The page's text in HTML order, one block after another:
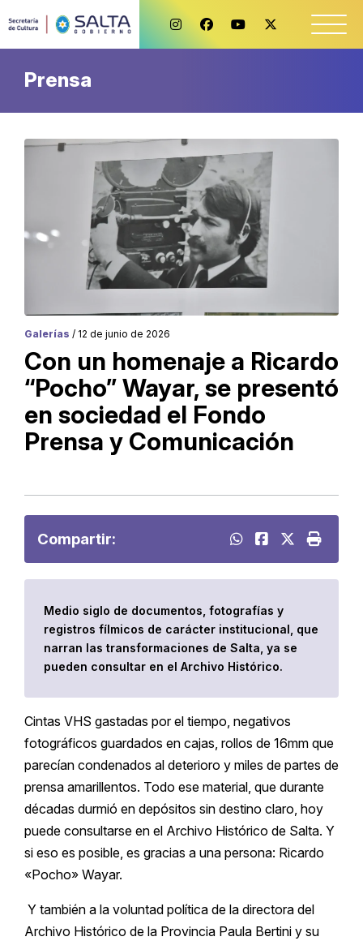
Prensa
Galerías / 12 de junio de 2026
Con un homenaje a Ricardo
“Pocho” Wayar, se presentó
en sociedad el Fondo
Prensa y Comunicación
Compartir:
Medio siglo de documentos, fotografías y
registros fílmicos de carácter institucional, que
narran las transformaciones de Salta, ya se
pueden consultar en el Archivo Histórico.
Cintas VHS gastadas por el tiempo, negativos
fotográficos guardados en cajas, rollos de 16mm que
parecían condenados al deterioro y miles de partes de
prensa amarillentos. Todo ese material, que durante
décadas durmió en depósitos sin destino claro, hoy
puede consultarse en el Archivo Histórico de Salta. Y
si eso es posible, es gracias a una persona: Ricardo
«Pocho» Wayar.
Y también a la voluntad política de la directora del
Archivo Histórico de la Provincia Paula Bertini y su